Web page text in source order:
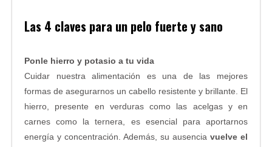
Las 4 claves para un pelo fuerte y sano
Ponle hierro y potasio a tu vida
Cuidar nuestra alimentación es una de las mejores
formas de asegurarnos un cabello resistente y brillante. El
hierro, presente en verduras como las acelgas y en
carnes como la ternera, es esencial para aportarnos
energía y concentración. Además, su ausencia vuelve el